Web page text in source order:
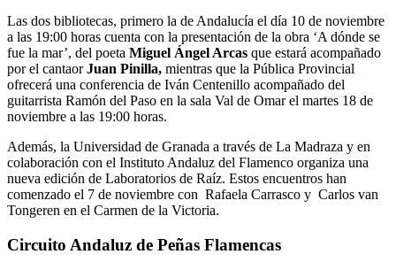
Las dos bibliotecas, primero la de Andalucía el día 10 de noviembre
a las 19:00 horas cuenta con la presentación de la obra ‘A dónde se
fue la mar’, del poeta Miguel Ángel Arcas que estará acompañado
por el cantaorJuan Pinilla, mientras que la Pública Provincial
ofrecerá una conferencia de Iván Centenillo acompañado del
guitarrista Ramón del Paso en la sala Val de Omar el martes 18 de
noviembre a las 19:00 horas.
Además, la Universidad de Granada a través de La Madraza y en
colaboración con el Instituto Andaluz del Flamenco organiza una
nueva edición de Laboratorios de Raíz. Estos encuentros han
comenzado el 7 de noviembre con Rafaela Carrasco y Carlos van
Tongeren en el Carmen de la Victoria.
Circuito Andaluz de Peñas Flamencas